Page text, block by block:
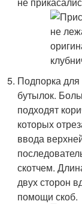
Подпорка для
бутылок.
подходят
которых
ввода
скотчем.
двух сторон
помощи скоб.